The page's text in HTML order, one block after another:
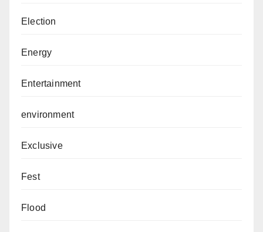
Election
Energy
Entertainment
environment
Exclusive
Fest
Flood